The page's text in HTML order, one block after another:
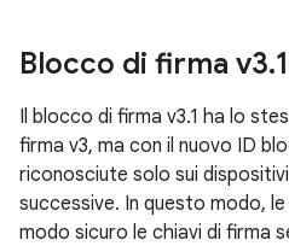
Blocco di firma v3.1
Il blocco di firma v3.1 ha lo
firma v3, ma con il nuovo ID
riconosciute solo sui
successive. In questo modo,
modo sicuro le chiavi di firma